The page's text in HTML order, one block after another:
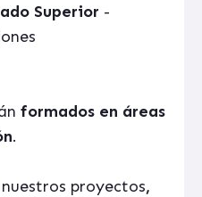
Superior -
formados en áreas
.
proyectos,